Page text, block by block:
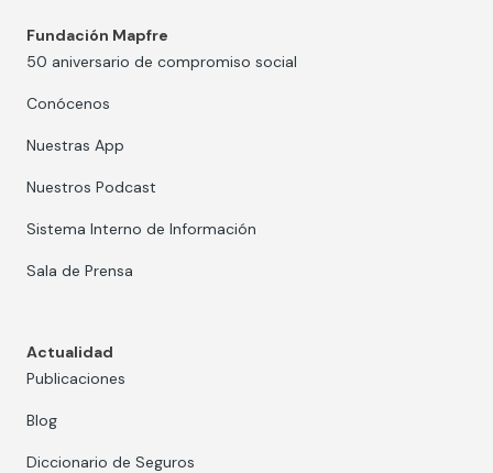
Fundación Mapfre
50 aniversario de compromiso social
Conócenos
Nuestras App
Nuestros Podcast
Sistema Interno de Información
Sala de Prensa
Actualidad
Publicaciones
Blog
Diccionario de Seguros